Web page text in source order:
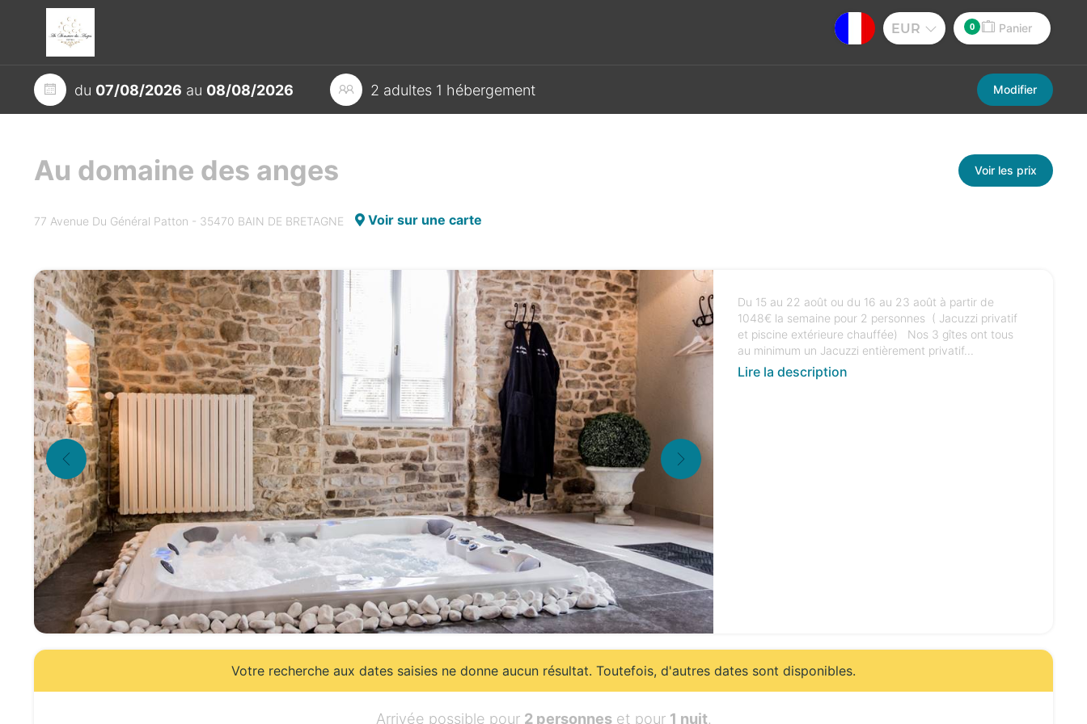
EUR 0 Panier
du 07/08/2026 au 08/08/2026 2 adultes 1 hébergement Modifier
Au domaine des anges
77 Avenue Du Général Patton - 35470 BAIN DE BRETAGNE Voir sur une carte
Voir les prix
Du 15 au 22 août ou du 16 au 23 août à partir de
1048€ la semaine pour 2 personnes ( Jacuzzi privatif
et piscine extérieure chauffée) Nos 3 gîtes ont tous
au minimum un Jacuzzi entièrement privatif...
Lire la description
Votre recherche aux dates saisies ne donne aucun résultat. Toutefois, d'autres dates sont disponibles.
Arrivée possible pour 2 personneset pour 1 nuit.